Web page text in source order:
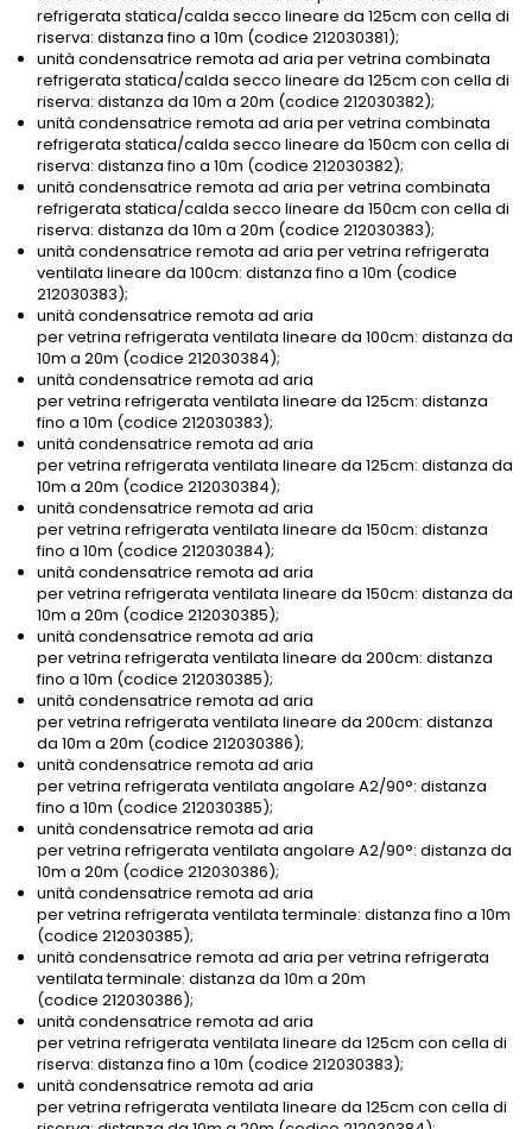
refrigerata statica/calda secco lineare da 125cm con cella di
riserva: distanza fino a 10m (codice 212030381);
unità condensatrice remota ad aria per vetrina combinata
refrigerata statica/calda secco lineare da 125cm con cella di
riserva: distanza da 10m a 20m (codice 212030382);
unità condensatrice remota ad aria per vetrina combinata
refrigerata statica/calda secco lineare da 150cm con cella di
riserva: distanza fino a 10m (codice 212030382);
unità condensatrice remota ad aria per vetrina combinata
refrigerata statica/calda secco lineare da 150cm con cella di
riserva: distanza da 10m a 20m (codice 212030383);
unità condensatrice remota ad aria per vetrina refrigerata
ventilata lineare da 100cm: distanza fino a 10m (codice
212030383);
unità condensatrice remota ad aria
per vetrina refrigerata ventilata lineare da 100cm: distanza da
10m a 20m (codice 212030384);
unità condensatrice remota ad aria
per vetrina refrigerata ventilata lineare da 125cm: distanza
fino a 10m (codice 212030383);
unità condensatrice remota ad aria
per vetrina refrigerata ventilata lineare da 125cm: distanza da
10m a 20m (codice 212030384);
unità condensatrice remota ad aria
per vetrina refrigerata ventilata lineare da 150cm: distanza
fino a 10m (codice 212030384);
unità condensatrice remota ad aria
per vetrina refrigerata ventilata lineare da 150cm: distanza da
10m a 20m (codice 212030385);
unità condensatrice remota ad aria
per vetrina refrigerata ventilata lineare da 200cm: distanza
fino a 10m (codice 212030385);
unità condensatrice remota ad aria
per vetrina refrigerata ventilata lineare da 200cm: distanza
da 10m a 20m (codice 212030386);
unità condensatrice remota ad aria
per vetrina refrigerata ventilata angolare A2/90°: distanza
fino a 10m (codice 212030385);
unità condensatrice remota ad aria
per vetrina refrigerata ventilata angolare A2/90°: distanza da
10m a 20m (codice 212030386);
unità condensatrice remota ad aria
per vetrina refrigerata ventilata terminale: distanza fino a 10m
(codice 212030385);
unità condensatrice remota ad aria per vetrina refrigerata
ventilata terminale: distanza da 10m a 20m
(codice 212030386);
unità condensatrice remota ad aria
per vetrina refrigerata ventilata lineare da 125cm con cella di
riserva: distanza fino a 10m (codice 212030383);
unità condensatrice remota ad aria
per vetrina refrigerata ventilata lineare da 125cm con cella di